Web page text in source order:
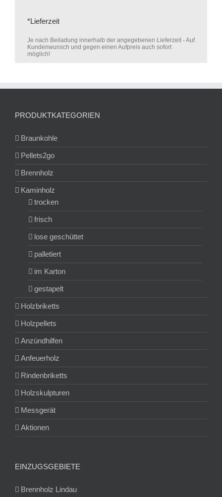
*Lieferzeit
Je nach Beiladung innerhalb der angegebenen Lieferzeit - Auf
Kundenwunsch und gegen einen Aufpreis auch sofort
möglich!
PRODUKTKATEGORIEN
Braunkohle
Pellets2go
Brennholz
Kaminholz
trocken
frisch
lose geschüttet
palletiert
im Karton
gestapelt
Holzbriketts
Holzpellets
Anzündhilfen
Anfeuerholz
Rindenbriketts
Holzskulpturen
Messgerät
Aktionen
EINZUGSGEBIETE
Brennholz Lindau